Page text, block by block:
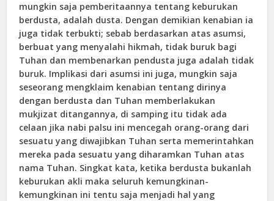
mungkin saja pemberitaannya tentang keburukan
berdusta, adalah dusta. Dengan demikian kenabian ia
juga tidak terbukti; sebab berdasarkan atas asumsi,
berbuat yang menyalahi hikmah, tidak buruk bagi
Tuhan dan membenarkan pendusta juga adalah tidak
buruk. Implikasi dari asumsi ini juga, mungkin saja
seseorang mengklaim kenabian tentang dirinya
dengan berdusta dan Tuhan memberlakukan
mukjizat ditangannya, di samping itu tidak ada
celaan jika nabi palsu ini mencegah orang-orang dari
sesuatu yang diwajibkan Tuhan serta memerintahkan
mereka pada sesuatu yang diharamkan Tuhan atas
nama Tuhan. Singkat kata, ketika berdusta bukanlah
keburukan akli maka seluruh kemungkinan-
kemungkinan ini tentu saja menjadi hal yang